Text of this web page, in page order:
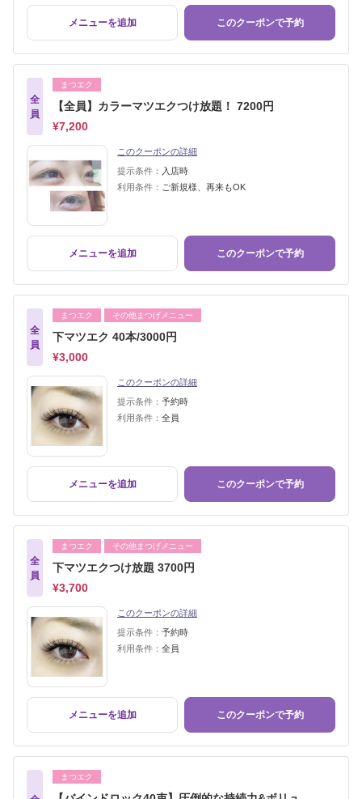
メニューを追加 このクーポンで予約
全
員
まつエク
【全員】カラーマツエクつけ放題！ 7200円
¥7,200
このクーポンの詳細
提示条件：
入店時
利用条件： ご新規様、再来もOK
メニューを追加 このクーポンで予約
全
員
まつエク その他まつげメニュー
下マツエク 40本/3000円
¥3,000
このクーポンの詳細
提示条件： 予約時
利用条件： 全員
メニューを追加 このクーポンで予約
全
員
まつエク その他まつげメニュー
下マツエクつけ放題 3700円
¥3,700
このクーポンの詳細
提示条件： 予約時
利用条件： 全員
メニューを追加 このクーポンで予約
まつエク